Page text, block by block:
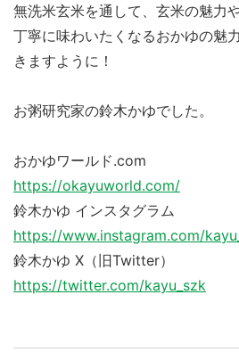
無洗米玄米を通して、玄米の魅力
丁寧に味わいたくなるおかゆの魅
きますように！
お粥研究家の鈴木かゆでした。
おかゆワールド.com
https://okayuworld.com/
鈴木かゆ インスタグラム
https://www.instagram.com/
鈴木かゆ X（旧Twitter）
https://twitter.com/kayu_szk